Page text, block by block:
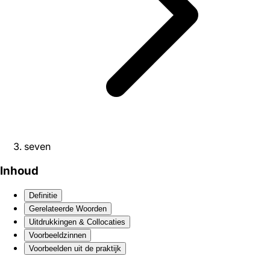
seven
Inhoud
Definitie
Gerelateerde Woorden
Uitdrukkingen & Collocaties
Voorbeeldzinnen
Voorbeelden uit de praktijk